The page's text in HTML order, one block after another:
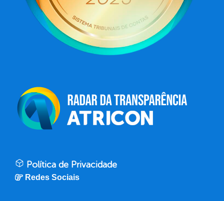
Política de Privacidade
Redes Sociais